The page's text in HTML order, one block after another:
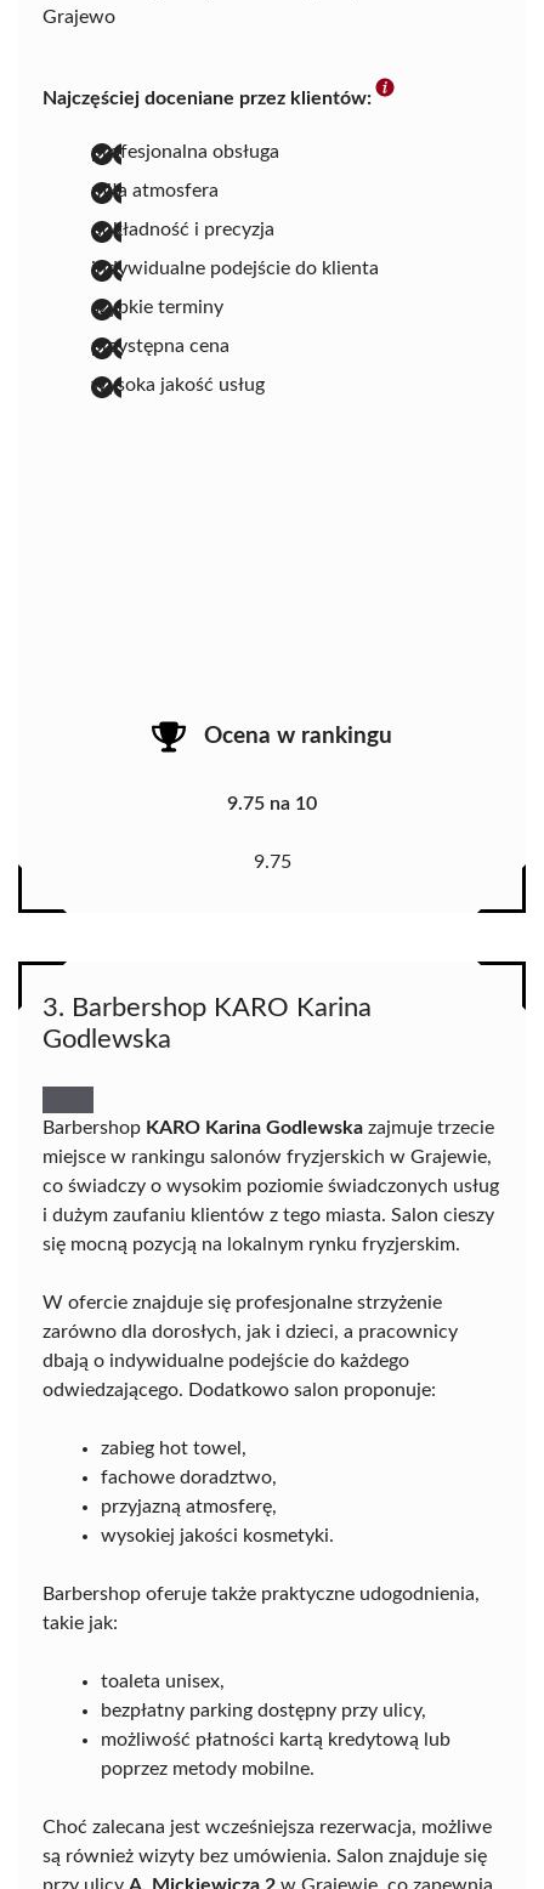
Grajewo
Najczęściej doceniane przez klientów:
profesjonalna obsługa
miła atmosfera
dokładność i precyzja
indywidualne podejście do klienta
szybkie terminy
przystępna cena
wysoka jakość usług
Ocena w rankingu
9.75 na 10
9.75
3. Barbershop KARO Karina
Godlewska
Barbershop KARO Karina Godlewska zajmuje trzecie
miejsce w rankingu salonów fryzjerskich w Grajewie,
co świadczy o wysokim poziomie świadczonych usług
i dużym zaufaniu klientów z tego miasta. Salon cieszy
się mocną pozycją na lokalnym rynku fryzjerskim.
W ofercie znajduje się profesjonalne strzyżenie
zarówno dla dorosłych, jak i dzieci, a pracownicy
dbają o indywidualne podejście do każdego
odwiedzającego. Dodatkowo salon proponuje:
zabieg hot towel,
fachowe doradztwo,
przyjazną atmosferę,
wysokiej jakości kosmetyki.
Barbershop oferuje także praktyczne udogodnienia,
takie jak:
toaleta unisex,
bezpłatny parking dostępny przy ulicy,
możliwość płatności kartą kredytową lub
poprzez metody mobilne.
Choć zalecana jest wcześniejsza rezerwacja, możliwe
są również wizyty bez umówienia. Salon znajduje się